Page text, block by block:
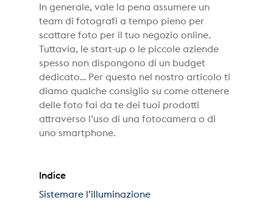
In generale, vale la pena assumere un
team di fotografi a tempo pieno per
scattare foto per il tuo negozio online.
Tuttavia, le start-up o le piccole aziende
spesso non dispongono di un budget
dedicato… Per questo nel nostro articolo ti
diamo qualche consiglio su come ottenere
delle foto fai da te dei tuoi prodotti
attraverso l’uso di una fotocamera o di
uno smartphone.
Indice
Sistemare l’illuminazione